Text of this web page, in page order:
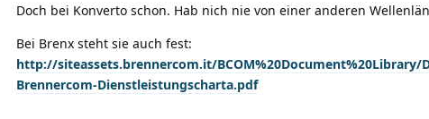
Doch bei Konverto schon. Hab nich nie von einer anderen
Bei Brenx steht sie auch fest:
http://siteassets.brennercom.it/BCOM%20Document%20Library/
Brennercom-Dienstleistungscharta.pdf